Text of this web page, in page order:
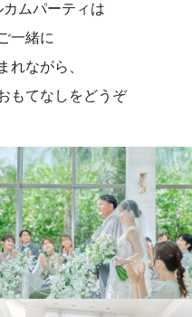
ムパーティは
一緒に
れながら、
もてなしをどうぞ